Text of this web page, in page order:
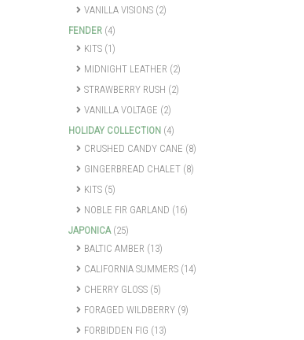
VANILLA VISIONS (2)
FENDER (4)
KITS (1)
MIDNIGHT LEATHER (2)
STRAWBERRY RUSH (2)
VANILLA VOLTAGE (2)
HOLIDAY COLLECTION (4)
CRUSHED CANDY CANE (8)
GINGERBREAD CHALET (8)
KITS (5)
NOBLE FIR GARLAND (16)
JAPONICA(25)
BALTIC AMBER (13)
CALIFORNIA SUMMERS (14)
CHERRY GLOSS (5)
FORAGED WILDBERRY (9)
FORBIDDEN FIG (13)